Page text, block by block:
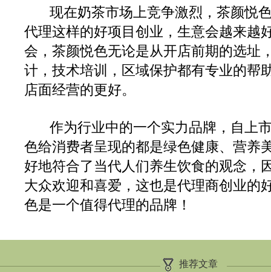
现在奶茶市场上竞争激烈，茶颜悦
代理这样的好项目创业，生意会越来越
会，茶颜悦色无论是从开店前期的选址
计，技术培训，区域保护都有专业的帮
店面经营的更好。
作为行业中的一个实力品牌，自上
色给消费者呈现的都是绿色健康、营养
好地符合了当代人们养生饮食的观念，
大众欢迎和喜爱，这也是代理商创业的
色是一个值得代理的品牌！
推荐文章